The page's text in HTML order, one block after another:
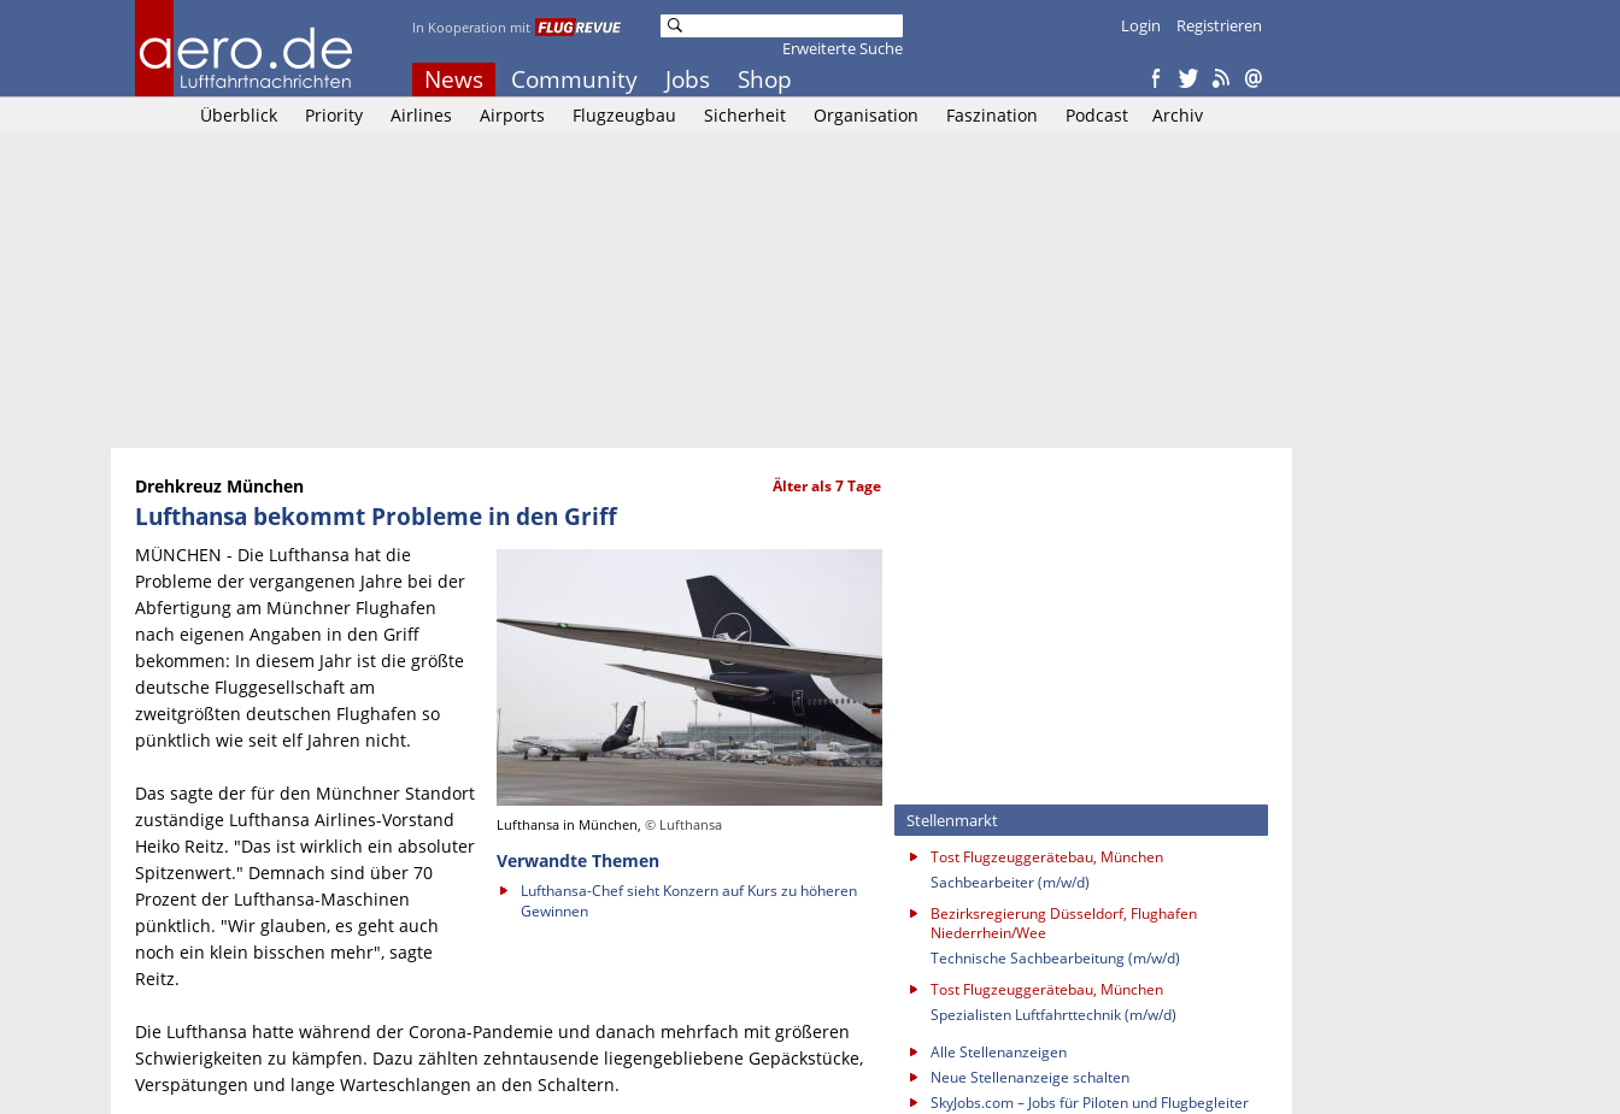
In Kooperation mit
News Community Jobs Shop
Erweiterte Suche
Login Registrieren
Überblick Priority Airlines Airports Flugzeugbau Sicherheit Organisation Faszination Podcast Archiv
Drehkreuz München Älter als 7 Tage
Lufthansa bekommt Probleme in den Griff
Lufthansa in München, © Lufthansa
Verwandte Themen
Lufthansa-Chef sieht Konzern auf Kurs zu höheren
Gewinnen
MÜNCHEN - Die Lufthansa hat die
Probleme der vergangenen Jahre bei der
Abfertigung am Münchner Flughafen
nach eigenen Angaben in den Griff
bekommen: In diesem Jahr ist die größte
deutsche Fluggesellschaft am
zweitgrößten deutschen Flughafen so
pünktlich wie seit elf Jahren nicht.
Das sagte der für den Münchner Standort
zuständige Lufthansa Airlines-Vorstand
Heiko Reitz. "Das ist wirklich ein absoluter
Spitzenwert." Demnach sind über 70
Prozent der Lufthansa-Maschinen
pünktlich. "Wir glauben, es geht auch
noch ein klein bisschen mehr", sagte
Reitz.
Die Lufthansa hatte während der Corona-Pandemie und danach mehrfach mit größeren
Schwierigkeiten zu kämpfen. Dazu zählten zehntausende liegengebliebene Gepäckstücke,
Verspätungen und lange Warteschlangen an den Schaltern.
Stellenmarkt
Tost Flugzeuggerätebau, München
Sachbearbeiter (m/w/d)
Bezirksregierung Düsseldorf, Flughafen
Niederrhein/Wee
Technische Sachbearbeitung (m/w/d)
Tost Flugzeuggerätebau, München
Spezialisten Luftfahrttechnik (m/w/d)
Alle Stellenanzeigen
Neue Stellenanzeige schalten
SkyJobs.com – Jobs für Piloten und Flugbegleiter